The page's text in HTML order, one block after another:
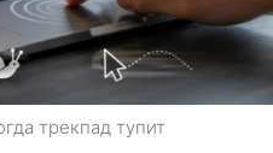
трекпад тупит